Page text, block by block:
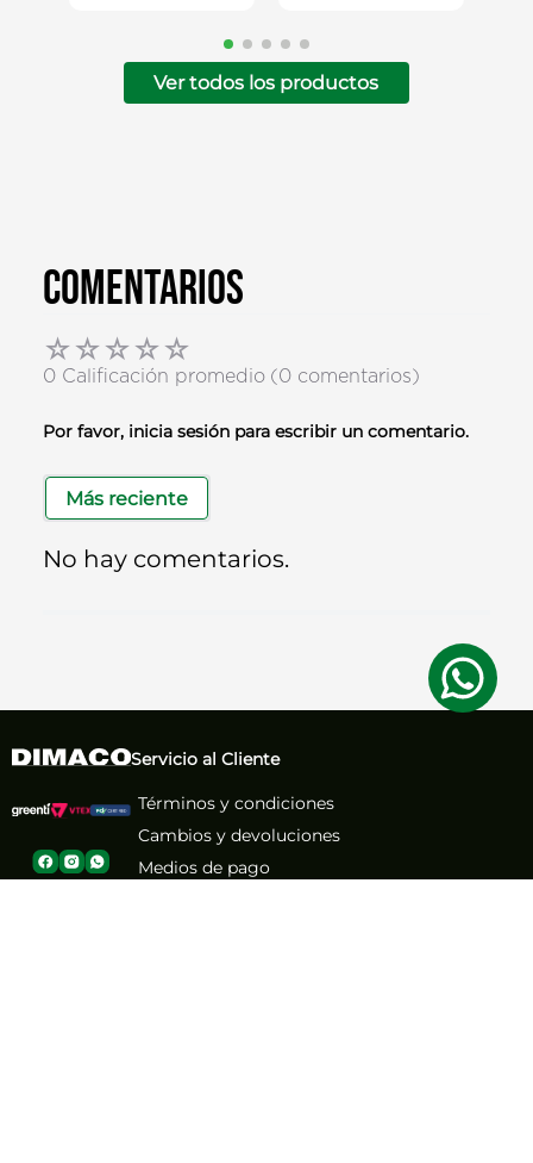
Ver todos los productos
Comentarios
☆☆☆☆☆
0 Calificación promedio (0 comentarios)
Por favor, inicia sesión para escribir un comentario.
Más reciente
No hay comentarios.
Servicio al Cliente
Términos y condiciones
Cambios y devoluciones
Medios de pago